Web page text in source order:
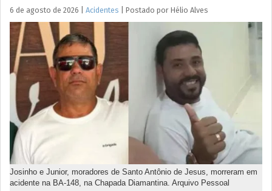
6 de agosto de 2026 Acidentes Postado por Hélio Alves
Josinho e Junior, moradores de Santo Antônio de Jesus, morreram em
acidente na BA-148, na Chapada Diamantina. Arquivo Pessoal